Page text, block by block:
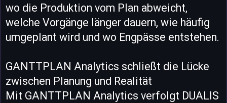
wo die Produktion vom Plan abweicht,
welche Vorgänge länger dauern, wie häufig
umgeplant wird und wo Engpässe entstehen.
GANTTPLAN Analytics schließt die Lücke
zwischen Planung und Realität
Mit GANTTPLAN Analytics verfolgt DUALIS